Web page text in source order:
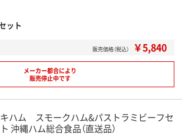
ット
販売価格（税込） ￥5,840
メーカー都合により
販売停止中です
ハム スモークハム&パストラミビーフセ
沖縄ハム総合食品（直送品）